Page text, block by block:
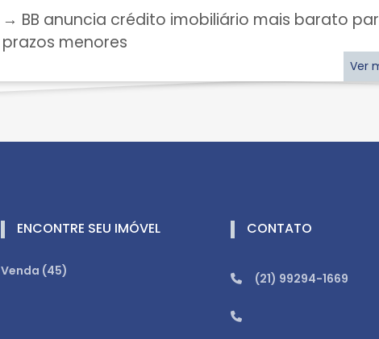
→ BB anuncia crédito imobiliário mais barato
prazos menores
Ver
ENCONTRE SEU IMÓVEL
Venda (45)
CONTATO
(21) 99294-1669